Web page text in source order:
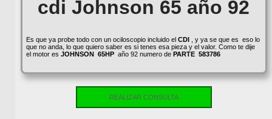
cdi Johnson 65 año 92
Es que ya probe todo con un ociloscopio incluido el CDI, y ya se que es eso lo
que no anda, lo que quiero saber es si tenes esa pieza y el valor. Como te dije
el motor es JOHNSON 65HPaño 92 numero de PARTE 583786
REALIZAR CONSULTA